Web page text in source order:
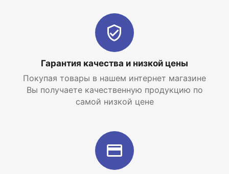
Гарантия качества и низкой цены
Покупая товары в нашем интернет магазине
Вы получаете качественную продукцию по
самой низкой цене